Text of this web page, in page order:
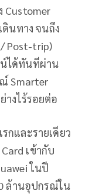
Customer
ดินทาง จนถึง
Post-trip)
น์ได้ทันทีผ่าน
Smarter
งไร้รอยต่อ
กและรายเดียว
เข้ากับ
ในปี
ล้านอุปกรณ์ใน